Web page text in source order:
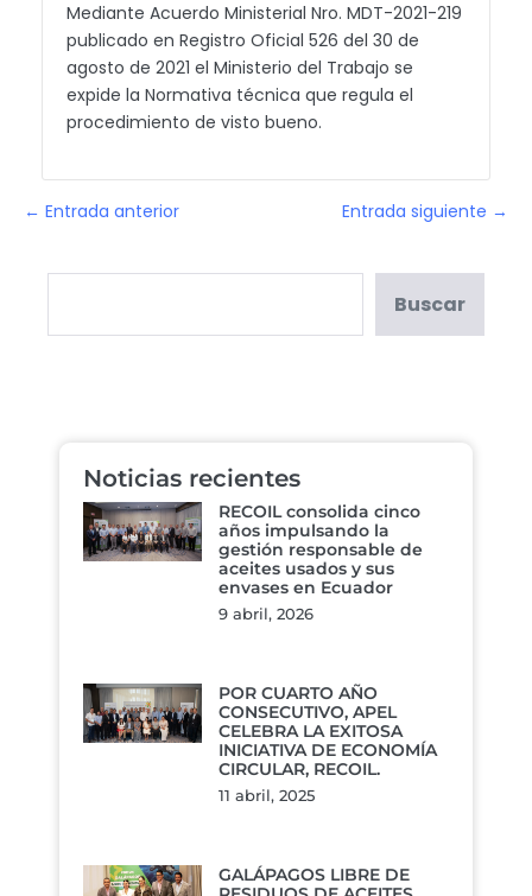
Mediante Acuerdo Ministerial Nro. MDT-2021-219
publicado en Registro Oficial 526 del 30 de
agosto de 2021 el Ministerio del Trabajo se
expide la Normativa técnica que regula el
procedimiento de visto bueno.
← Entrada anterior Entrada siguiente →
Buscar
Noticias recientes
RECOIL consolida cinco
años impulsando la
gestión responsable de
aceites usados y sus
envases en Ecuador
9 abril, 2026
POR CUARTO AÑO
CONSECUTIVO, APEL
CELEBRA LA EXITOSA
INICIATIVA DE ECONOMÍA
CIRCULAR, RECOIL.
11 abril, 2025
GALÁPAGOS LIBRE DE